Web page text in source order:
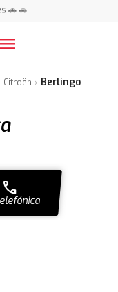
⭐
Citroën Berlingo
call